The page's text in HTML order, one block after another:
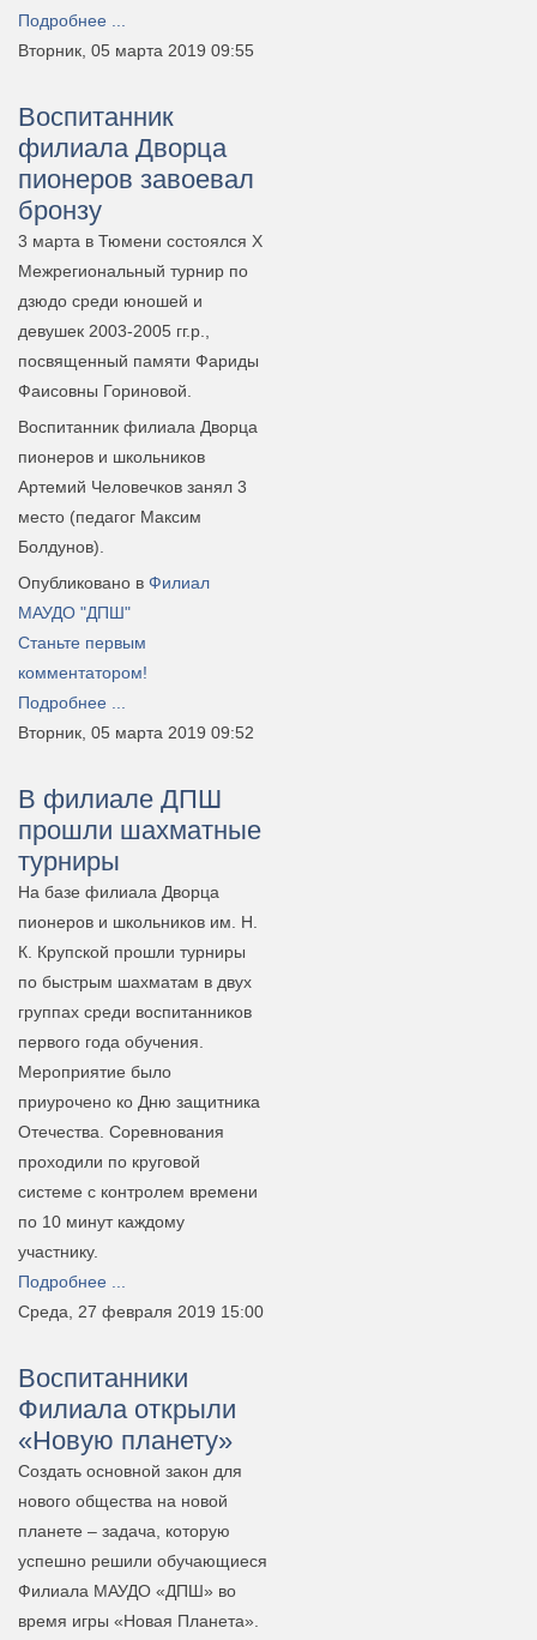
Подробнее ...
Вторник, 05 марта 2019 09:55
Воспитанник
филиала Дворца
пионеров завоевал
бронзу
3 марта в Тюмени состоялся X
Межрегиональный турнир по
дзюдо среди юношей и
девушек 2003-2005 гг.р.,
посвященный памяти Фариды
Фаисовны Гориновой.
Воспитанник филиала Дворца
пионеров и школьников
Артемий Человечков занял 3
место (педагог Максим
Болдунов).
Опубликовано в Филиал
МАУДО "ДПШ"
Станьте первым
комментатором!
Подробнее ...
Вторник, 05 марта 2019 09:52
В филиале ДПШ
прошли шахматные
турниры
На базе филиала Дворца
пионеров и школьников им. Н.
К. Крупской прошли турниры
по быстрым шахматам в двух
группах среди воспитанников
первого года обучения.
Мероприятие было
приурочено ко Дню защитника
Отечества. Соревнования
проходили по круговой
системе с контролем времени
по 10 минут каждому
участнику.
Подробнее ...
Среда, 27 февраля 2019 15:00
Воспитанники
Филиала открыли
«Новую планету»
Создать основной закон для
нового общества на новой
планете – задача, которую
успешно решили обучающиеся
Филиала МАУДО «ДПШ» во
время игры «Новая Планета».